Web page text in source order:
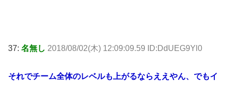
37: 名無し 2018/08/02(木) 12:09:09.59 ID:DdUEG9Yl0
それでチーム全体のレベルも上がるならええやん、でもイ